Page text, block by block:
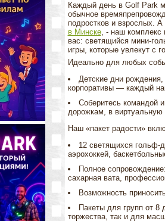
Каждый день в Golf Park
обычное
подростков и взрослых.
в Минске, - наш комплекс
вас: светящийся мини-
игры, которые увлекут с
Идеально для любых
Детские дни
корпоративы — каждый
Соберитесь командой
дорожкам, в виртуальную
Наш «пакет радости»
12 светящихся гольф-
аэрохоккей,
Полное
сахарная вата,
Возможность
Пакеты для групп от 8
торжества, так и для